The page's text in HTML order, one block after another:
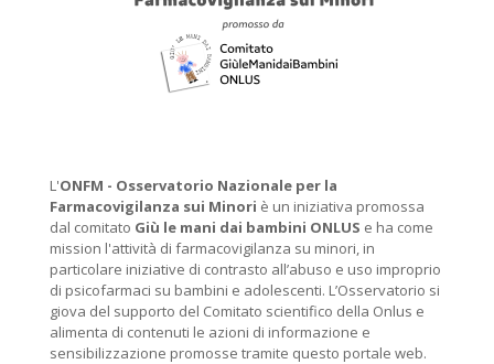
L'ONFM - Osservatorio Nazionale per la
Farmacovigilanza sui Minori è un iniziativa promossa
dal comitato Giù le mani dai bambini ONLUS e ha come
mission l'attività di farmacovigilanza su minori, in
particolare iniziative di contrasto all’abuso e uso improprio
di psicofarmaci su bambini e adolescenti. L’Osservatorio si
giova del supporto del Comitato scientifico della Onlus e
alimenta di contenuti le azioni di informazione e
sensibilizzazione promosse tramite questo portale web.